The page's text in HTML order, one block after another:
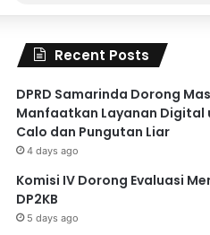
Recent Posts
DPRD Samarinda Dorong
Manfaatkan Layanan Digital
Calo dan Pungutan Liar
4 days ago
Komisi IV Dorong Evaluasi
DP2KB
5 days ago